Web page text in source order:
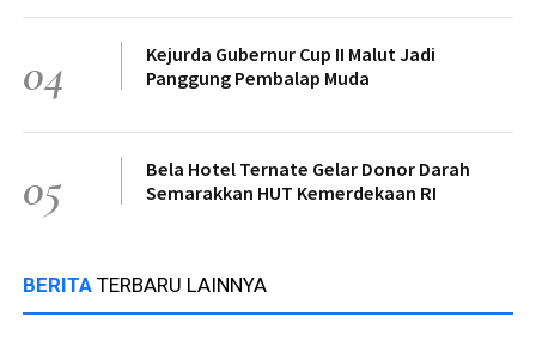
04
Kejurda Gubernur Cup II Malut Jadi
Panggung Pembalap Muda
05
Bela Hotel Ternate Gelar Donor Darah
Semarakkan HUT Kemerdekaan RI
BERITA TERBARU LAINNYA